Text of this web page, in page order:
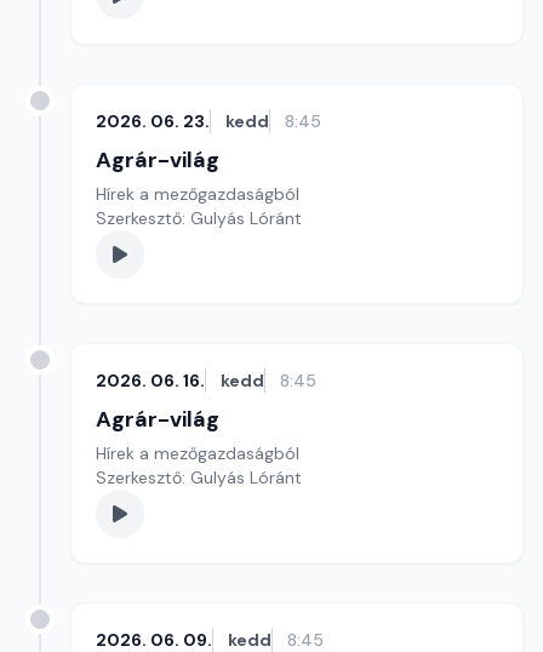
2026. 06. 23. kedd 8:45
Agrár-világ
Hírek a mezőgazdaságból
Szerkesztő: Gulyás Lóránt
2026. 06. 16. kedd 8:45
Agrár-világ
Hírek a mezőgazdaságból
Szerkesztő: Gulyás Lóránt
2026. 06. 09. kedd 8:45